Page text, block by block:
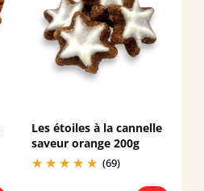
Les étoiles à la cannelle
saveur orange 200g
(69)